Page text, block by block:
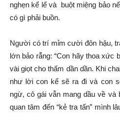
nghẹn kể lể và buột miệng bảo
có gì phải buồn.
Người có trí mỉm cười đôn hậu,
lớn bảo rằ̀ng: “Con hãy thoa xức
vài giọt cho thấm dần dần. Khi
như lời con kể sẽ ra đi và con
ngừ, cô gái vẫn mang dầu về và
quan tâm đến “kẻ tra tấn” mình